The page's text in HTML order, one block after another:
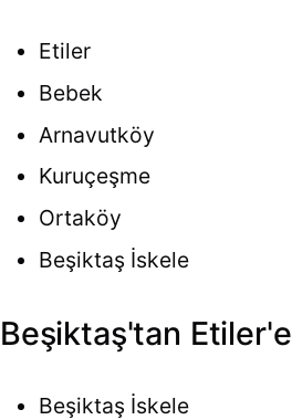
Etiler
Bebek
Arnavutköy
Kuruçeşme
Ortaköy
Beşiktaş İskele
Beşiktaş'tan Etiler'e
Beşiktaş İskele